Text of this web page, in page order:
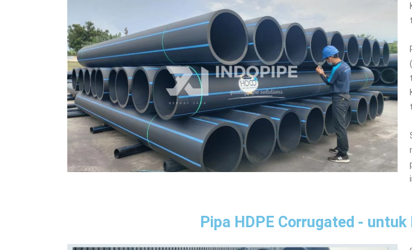
Pipa HDPE Corrugated -